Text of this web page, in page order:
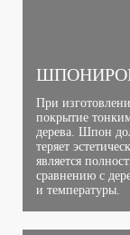
При
покрытие
дерева. Шпон
теряет
является
сравнению с
и температуры.